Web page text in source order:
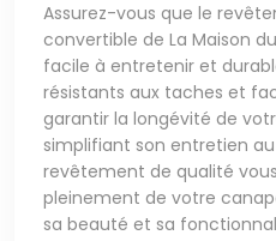
Assurez-vous que le
convertible de La Maison
facile à entretenir et
résistants aux taches et
garantir la longévité de
simplifiant son entretien
revêtement de qualité
pleinement de votre
sa beauté et sa